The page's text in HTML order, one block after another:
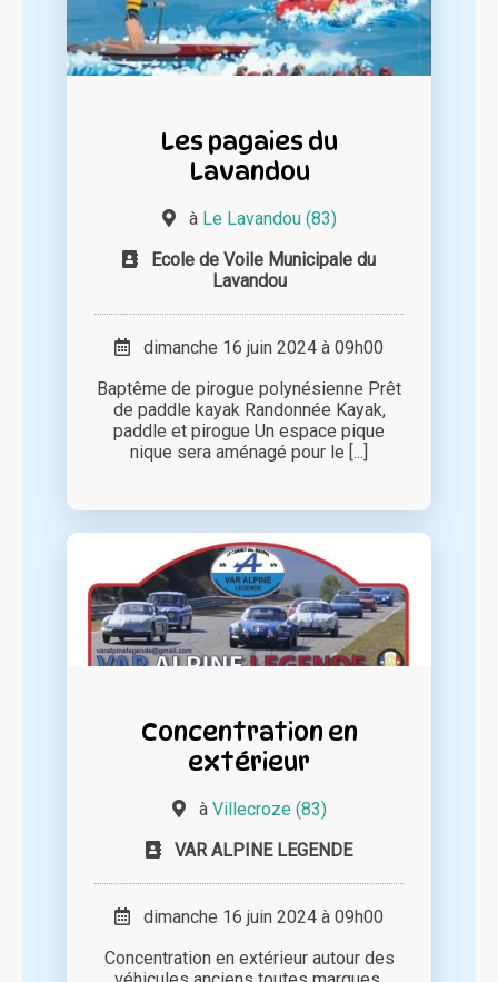
Les pagaies du
Lavandou
à Le Lavandou (83)
Ecole de Voile Municipale du
Lavandou
dimanche 16 juin 2024 à 09h00
Baptême de pirogue polynésienne Prêt
de paddle kayak Randonnée Kayak,
paddle et pirogue Un espace pique
nique sera aménagé pour le [...]
Concentration en
extérieur
à Villecroze (83)
VAR ALPINE LEGENDE
dimanche 16 juin 2024 à 09h00
Concentration en extérieur autour des